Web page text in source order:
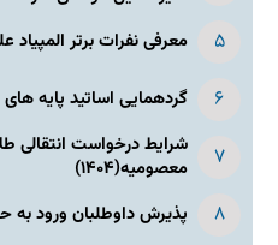
معرفی نفرات برتر
گردهمایی اساتید پایه
شرایط درخواست
معصومیه(۱۴۰۴)
پذیرش داوطلبان ورود به حوزه